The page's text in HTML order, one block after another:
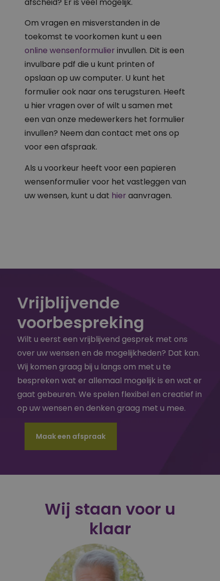
Om vragen en misverstanden in de
toekomst te voorkomen kunt u een
online wensenformulier invullen. Dit is een
invulbare pdf die u kunt printen of
opslaan op uw computer. U kunt het
formulier ook naar ons terugsturen. Heeft
u hier vragen over of wilt u samen met
een van onze medewerkers het formulier
invullen? Neem dan contact met ons op
voor een afspraak.
Als u voorkeur heeft voor een papieren
wensenformulier voor het vastleggen van
uw wensen, kunt u dat hier aanvragen.
Vrijblijvende
voorbespreking
Wilt u eerst een vrijblijvend gesprek met ons
over uw wensen en de mogelijkheden? Dat kan.
Wij komen graag bij u langs om met u te
bespreken wat er allemaal mogelijk is en wat er
gaat gebeuren. We spelen flexibel en creatief in
op uw wensen en denken graag met u mee.
Maak een afspraak
Wij staan voor u
klaar